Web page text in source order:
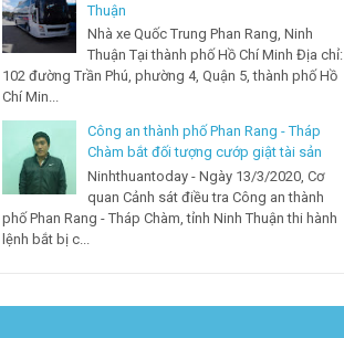
Thuận
Nhà xe Quốc Trung Phan Rang, Ninh
Thuận Tại thành phố Hồ Chí Minh Địa chỉ:
102 đường Trần Phú, phường 4, Quận 5, thành phố Hồ
Chí Min...
Công an thành phố Phan Rang - Tháp
Chàm bắt đối tượng cướp giật tài sản
Ninhthuantoday - Ngày 13/3/2020, Cơ
quan Cảnh sát điều tra Công an thành
phố Phan Rang - Tháp Chàm, tỉnh Ninh Thuận thi hành
lệnh bắt bị c...